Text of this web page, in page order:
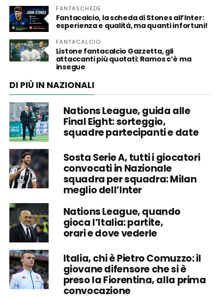
FANTASCHEDE
Fantacalcio, la scheda di Stones all’Inter:
esperienza e qualità, ma quanti infortuni!
FANTACALCIO
Listone fantacalcio Gazzetta, gli
attaccanti più quotati: Ramos c’è ma
insegue
DI PIÙ IN NAZIONALI
Nations League, guida alle
Final Eight: sorteggio,
squadre partecipanti e date
Sosta Serie A, tutti i giocatori
convocati in Nazionale
squadra per squadra: Milan
meglio dell’Inter
Nations League, quando
gioca l’Italia: partite,
orari e dove vederle
Italia, chi è Pietro Comuzzo: il
giovane difensore che si è
preso la Fiorentina, alla prima
convocazione